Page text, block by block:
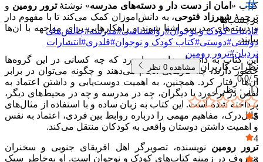
کتاب « امان از دست دار و دسته‌های مدرسه» نوشتهٔترور رومین و
ترجمهٔ شهرزاد فتوحی، به دانش‌اموزان کمک می‌کند تا با مفهوم دار
و دسته‌های مدرسه اشنا شوند و راهکارهایی برای مواجهه با ان‌ها
بیابند.
این کتاب به دانش‌اموزان می‌اموزد که چه کسانی در این گروه‌ها
حضور دارند، چه کارهایی انجام می‌دهند و چگونه می‌توان در برابر
ان‌ها رفتار کرد. همچنین، به اهمیت دوست‌یابی و داشتن اعتماد به
نفس در برخورد با دیگران، چه در مدرسه و چه در محیط‌های دیگر،
پرداخته شده است. این کتاب به زبان ساده و با استفاده از مثال‌های
قابل‌درک، مفاهیم مهمی را درباره روابط بین فردی، اعتماد به نفس
و اهمیت داشتن دوستان واقعی به کودکان منتقل می‌کند.
ترور رومین نویسنده، تصویرگر اهل افریقای جنوبی و سخنران
معروف در زمینه کتاب‌های کودک و نوجوان است. او به‌خاطر سبک
برچسب‌ها
#ادبیات کودک و نوجوان#روانشناسی#مدرسه#چالش‌های
دوستی#دوستی#کتاب کودک و نوجوان#قلدری# انتشارات
نردبان#ترور رومین
نظرات کاربران
مشاهده 0 نظر
5 /
0.0
( از
۰ نظر )
5
۰
4
۰